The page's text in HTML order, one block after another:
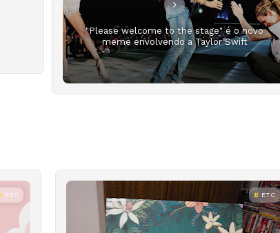
"Please welcome to the stage" é o novo
meme envolvendo a Taylor Swift
ETC ETC